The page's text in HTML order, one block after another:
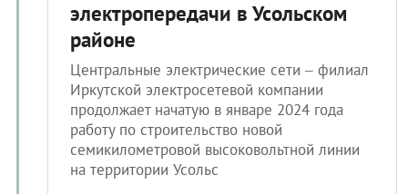
электропередачи в Усольском
районе
Центральные электрические сети – филиал
Иркутской электросетевой компании
продолжает начатую в январе 2024 года
работу по строительство новой
семикилометровой высоковольтной линии
на территории Усольс